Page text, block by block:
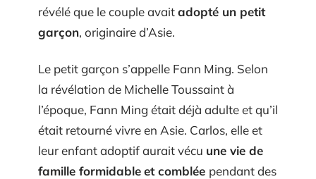
révélé que le couple avaitadopté un petit
garçon, originaire d’Asie.
Le petit garçon s’appelle Fann Ming. Selon
la révélation de Michelle Toussaint à
l’époque, Fann Ming était déjà adulte et qu’il
était retourné vivre en Asie. Carlos, elle et
leur enfant adoptif aurait vécu une vie de
famille formidableet comblée pendant des